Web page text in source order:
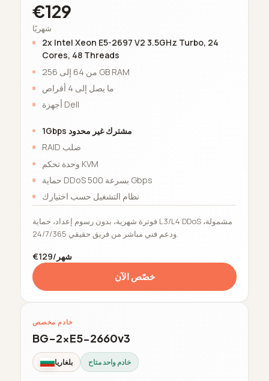
€129
شهريًا
2x Intel Xeon E5-2697 V2 3.5GHz Turbo, 24
Cores, 48 Threads
من 64 إلى 256 GB RAM
ما يصل إلى 4 أقراص
أجهزة Dell
1Gbps مشترك غير محدود
RAID صلب
وحدة تحكم KVM
حماية DDoS بسرعة 500 Gbps
نظام التشغيل حسب اختيارك
فوترة شهرية، بدون رسوم إعداد، حماية L3/L4 DDoS مشمولة،
ودعم فني مباشر من فريق حقيقي 24/7/365.
€129/شهر
خصّص الآن
خادم مخصص
BG-2xE5-2660v3
بلغاريا خادم واحد متاح